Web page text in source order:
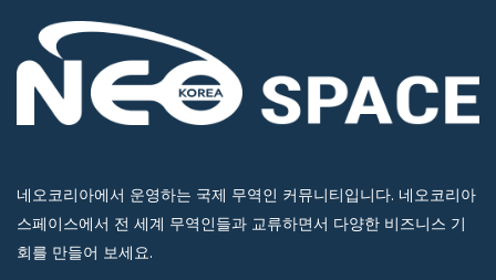
네오코리아에서 운영하는 국제 무역인 커뮤니티입니다. 네오코리아
스페이스에서 전 세계 무역인들과 교류하면서 다양한 비즈니스 기
회를 만들어 보세요.